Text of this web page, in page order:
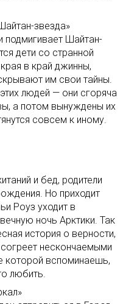
звезда»
подмигивает Шайтан-
дети со странной
в край джинны,
им свои тайны.
людей — они сгоряча
а потом вынуждены их
совсем к иному.
и бед, родители
Но приходит
Роуз уходит в
ночь Арктики. Так
история о верности,
нескончаемыми
которой вспоминаешь,
любить.